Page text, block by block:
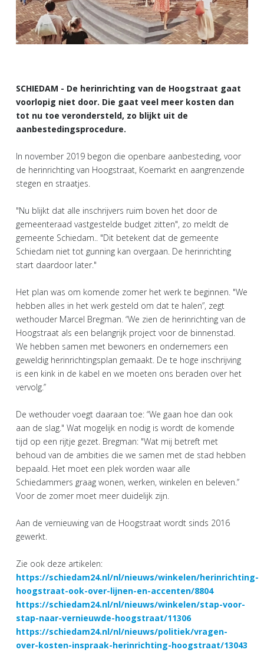
SCHIEDAM - De herinrichting van de Hoogstraat gaat
voorlopig niet door. Die gaat veel meer kosten dan
tot nu toe verondersteld, zo blijkt uit de
aanbestedingsprocedure.
In november 2019 begon die openbare aanbesteding, voor
de herinrichting van Hoogstraat, Koemarkt en aangrenzende
stegen en straatjes.
"Nu blijkt dat alle inschrijvers ruim boven het door de
gemeenteraad vastgestelde budget zitten", zo meldt de
gemeente Schiedam.. "Dit betekent dat de gemeente
Schiedam niet tot gunning kan overgaan. De herinrichting
start daardoor later."
Het plan was om komende zomer het werk te beginnen. "We
hebben alles in het werk gesteld om dat te halen”, zegt
wethouder Marcel Bregman. “We zien de herinrichting van de
Hoogstraat als een belangrijk project voor de binnenstad.
We hebben samen met bewoners en ondernemers een
geweldig herinrichtingsplan gemaakt. De te hoge inschrijving
is een kink in de kabel en we moeten ons beraden over het
vervolg.’’
De wethouder voegt daaraan toe: “We gaan hoe dan ook
aan de slag." Wat mogelijk en nodig is wordt de komende
tijd op een rijtje gezet. Bregman: "Wat mij betreft met
behoud van de ambities die we samen met de stad hebben
bepaald. Het moet een plek worden waar alle
Schiedammers graag wonen, werken, winkelen en beleven.’’
Voor de zomer moet meer duidelijk zijn.
Aan de vernieuwing van de Hoogstraat wordt sinds 2016
gewerkt.
Zie ook deze artikelen:
https://schiedam24.nl/nl/nieuws/winkelen/herinrichting-
hoogstraat-ook-over-lijnen-en-accenten/8804
https://schiedam24.nl/nl/nieuws/winkelen/stap-voor-
stap-naar-vernieuwde-hoogstraat/11306
https://schiedam24.nl/nl/nieuws/politiek/vragen-
over-kosten-inspraak-herinrichting-hoogstraat/13043